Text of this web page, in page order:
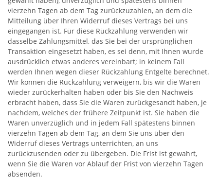
vierzehn Tagen ab dem Tag zurückzuzahlen, an dem die
Mitteilung über Ihren Widerruf dieses Vertrags bei uns
eingegangen ist. Für diese Rückzahlung verwenden wir
dasselbe Zahlungsmittel, das Sie bei der ursprünglichen
Transaktion eingesetzt haben, es sei denn, mit Ihnen wurde
ausdrücklich etwas anderes vereinbart; in keinem Fall
werden Ihnen wegen dieser Rückzahlung Entgelte berechnet.
Wir können die Rückzahlung verweigern, bis wir die Waren
wieder zurückerhalten haben oder bis Sie den Nachweis
erbracht haben, dass Sie die Waren zurückgesandt haben, je
nachdem, welches der frühere Zeitpunkt ist. Sie haben die
Waren unverzüglich und in jedem Fall spätestens binnen
vierzehn Tagen ab dem Tag, an dem Sie uns über den
Widerruf dieses Vertrags unterrichten, an uns
zurückzusenden oder zu übergeben. Die Frist ist gewahrt,
wenn Sie die Waren vor Ablauf der Frist von vierzehn Tagen
absenden.